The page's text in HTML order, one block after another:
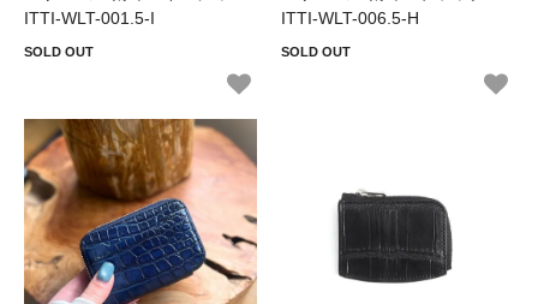
ITTI-WLT-001.5-I
SOLD OUT
ITTI-WLT-006.5-H
SOLD OUT